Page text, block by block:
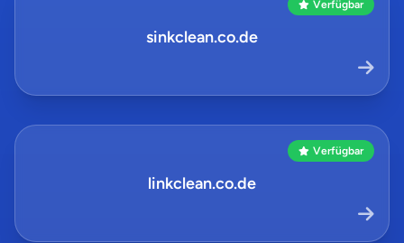
Verfügbar
sinkclean.co.de
Verfügbar
linkclean.co.de